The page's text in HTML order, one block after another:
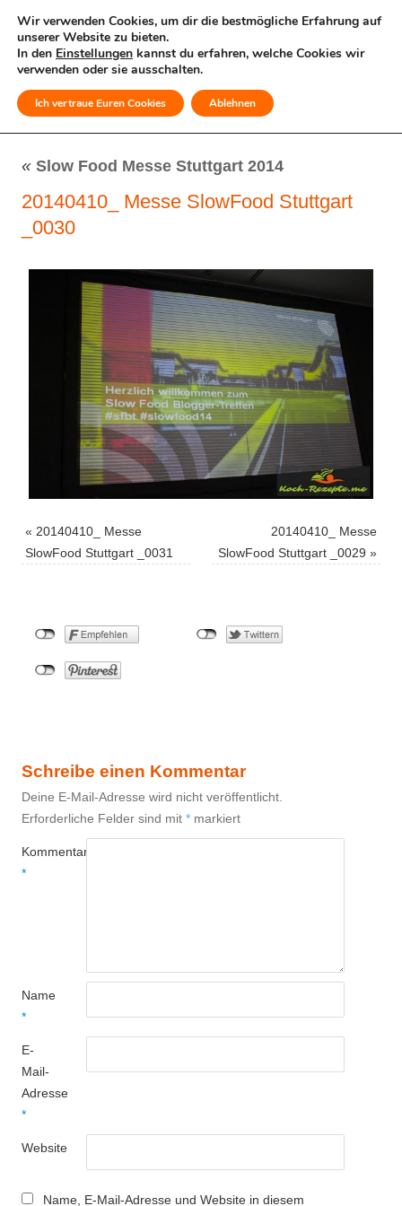
MENÜ
« Slow Food Messe Stuttgart 2014
20140410_ Messe SlowFood Stuttgart
_0030
« 20140410_ Messe
SlowFood Stuttgart _0031
20140410_ Messe
SlowFood Stuttgart _0029 »
Schreibe einen Kommentar
Deine E-Mail-Adresse wird nicht veröffentlicht.
Erforderliche Felder sind mit * markiert
Kommentar
*
Name
*
E-
Mail-
Adresse
*
Website
Name, E-Mail-Adresse und Website in diesem
Wir verwenden Cookies, um dir die bestmögliche Erfahrung auf
unserer Website zu bieten.
In den Einstellungen kannst du erfahren, welche Cookies wir
verwenden oder sie ausschalten.
Ich vertraue Euren Cookies Ablehnen